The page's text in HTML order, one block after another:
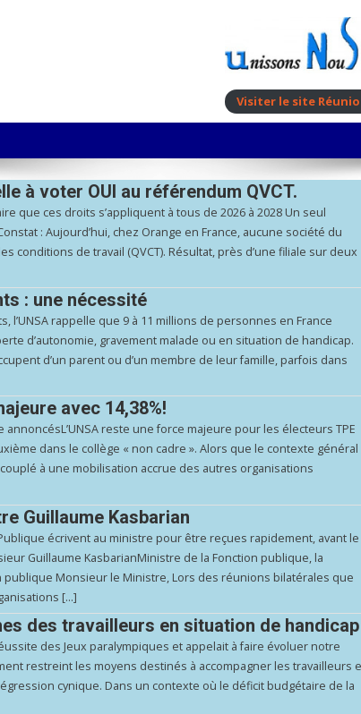
Visiter le site
à voter OUI au référendum QVCT.
que ces droits s’appliquent à tous de 2026 à 2028 Un seul
: Aujourd’hui, chez Orange en France, aucune société du
conditions de travail (QVCT). Résultat, près d’une filiale sur deux
: une nécessité
l’UNSA rappelle que 9 à 11 millions de personnes en France
d’autonomie, gravement malade ou en situation de handicap.
d’un parent ou d’un membre de leur famille, parfois dans
avec 14,38%!
reste une force majeure pour les électeurs TPE
dans le collège « non cadre ». Alors que le contexte général
à une mobilisation accrue des autres organisations
Guillaume Kasbarian
écrivent au ministre pour être reçues rapidement, avant le
Guillaume KasbarianMinistre de la Fonction publique, la
publique Monsieur le Ministre, Lors des réunions bilatérales que
[…]
des travailleurs en situation de handicap
des Jeux paralympiques et appelait à faire évoluer notre
restreint les moyens destinés à accompagner les travailleurs
cynique. Dans un contexte où le déficit budgétaire de la